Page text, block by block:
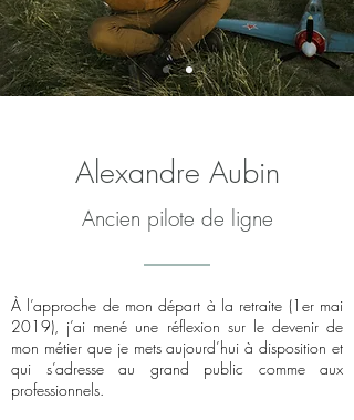
Alexandre Aubin
Ancien pilote de ligne
À l’approche de mon départ à la retraite (1er mai
2019), j’ai mené une réflexion sur le devenir de
mon métier que je mets aujourd’hui à disposition et
qui s’adresse au grand public comme aux
professionnels.